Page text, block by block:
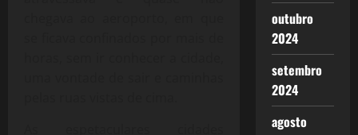
outubro
2024
setembro
2024
agosto